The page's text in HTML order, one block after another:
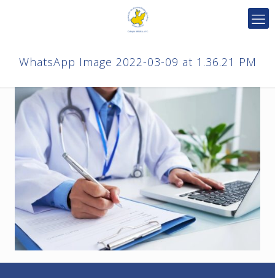
WhatsApp Image 2022-03-09 at 1.36.21 PM